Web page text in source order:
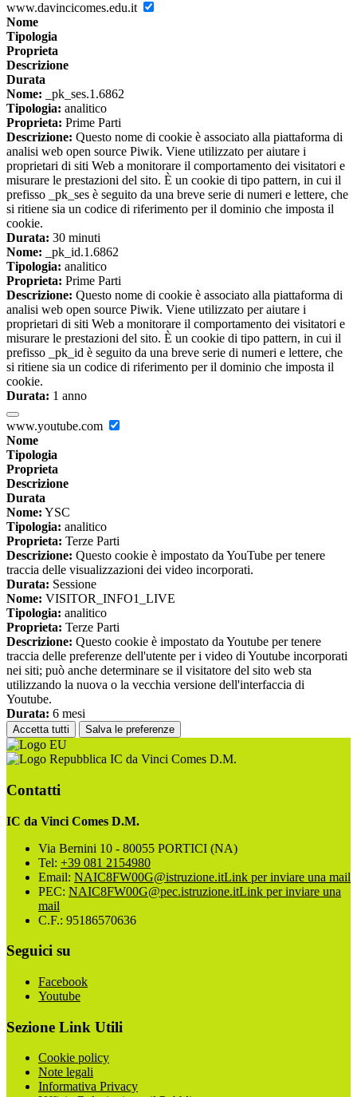
www.davincicomes.edu.it
Nome
Tipologia
Proprieta
Descrizione
Durata
Nome: _pk_ses.1.6862
Tipologia: analitico
Proprieta: Prime Parti
Descrizione: Questo nome di cookie è associato alla piattaforma di
analisi web open source Piwik. Viene utilizzato per aiutare i
proprietari di siti Web a monitorare il comportamento dei visitatori e
misurare le prestazioni del sito. È un cookie di tipo pattern, in cui il
prefisso _pk_ses è seguito da una breve serie di numeri e lettere, che
si ritiene sia un codice di riferimento per il dominio che imposta il
cookie.
Durata: 30 minuti
Nome: _pk_id.1.6862
Tipologia: analitico
Proprieta: Prime Parti
Descrizione: Questo nome di cookie è associato alla piattaforma di
analisi web open source Piwik. Viene utilizzato per aiutare i
proprietari di siti Web a monitorare il comportamento dei visitatori e
misurare le prestazioni del sito. È un cookie di tipo pattern, in cui il
prefisso _pk_id è seguito da una breve serie di numeri e lettere, che
si ritiene sia un codice di riferimento per il dominio che imposta il
cookie.
Durata: 1 anno
www.youtube.com
Nome
Tipologia
Proprieta
Descrizione
Durata
Nome: YSC
Tipologia: analitico
Proprieta: Terze Parti
Descrizione: Questo cookie è impostato da YouTube per tenere
traccia delle visualizzazioni dei video incorporati.
Durata: Sessione
Nome: VISITOR_INFO1_LIVE
Tipologia: analitico
Proprieta: Terze Parti
Descrizione: Questo cookie è impostato da Youtube per tenere
traccia delle preferenze dell'utente per i video di Youtube incorporati
nei siti; può anche determinare se il visitatore del sito web sta
utilizzando la nuova o la vecchia versione dell'interfaccia di
Youtube.
Durata: 6 mesi
Accetta tutti Salva le preferenze
IC da Vinci Comes D.M.
Contatti
IC da Vinci Comes D.M.
Via Bernini 10 - 80055 PORTICI (NA)
Tel: +39 081 2154980
Email: NAIC8FW00G@istruzione.itLink per inviare una mail
PEC: NAIC8FW00G@pec.istruzione.itLink per inviare una
mail
C.F.: 95186570636
Seguici su
Facebook
Youtube
Sezione Link Utili
Cookie policy
Note legali
Informativa Privacy